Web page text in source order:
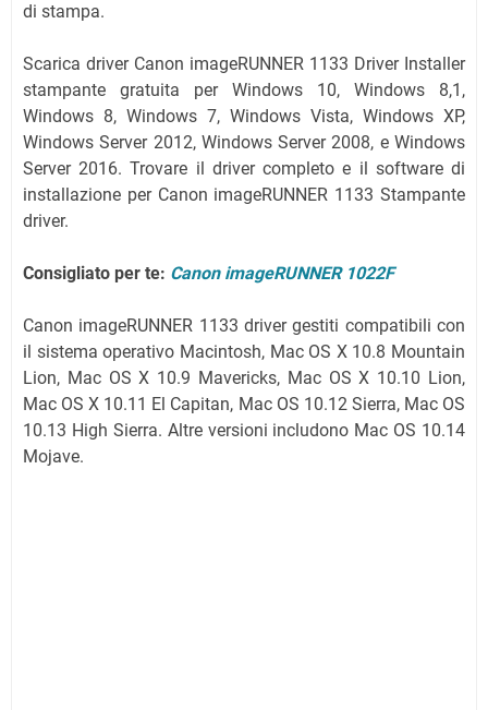
di stampa.
Scarica driver Canon imageRUNNER 1133 Driver Installer
stampante gratuita per Windows 10, Windows 8,1,
Windows 8, Windows 7, Windows Vista, Windows XP,
Windows Server 2012, Windows Server 2008, e Windows
Server 2016. Trovare il driver completo e il software di
installazione per Canon imageRUNNER 1133 Stampante
driver.
Consigliato per te: Canon imageRUNNER 1022F
Canon imageRUNNER 1133 driver gestiti compatibili con
il sistema operativo Macintosh, Mac OS X 10.8 Mountain
Lion, Mac OS X 10.9 Mavericks, Mac OS X 10.10 Lion,
Mac OS X 10.11 El Capitan, Mac OS 10.12 Sierra, Mac OS
10.13 High Sierra. Altre versioni includono Mac OS 10.14
Mojave.